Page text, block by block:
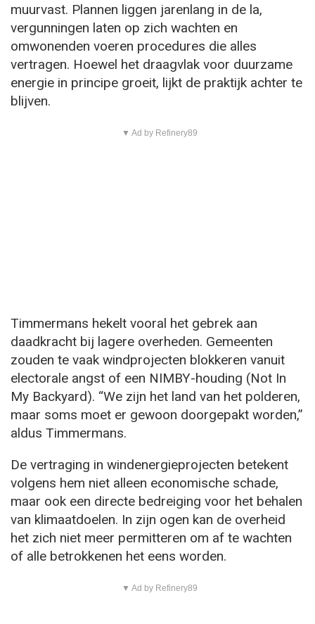
muurvast. Plannen liggen jarenlang in de la,
vergunningen laten op zich wachten en
omwonenden voeren procedures die alles
vertragen. Hoewel het draagvlak voor duurzame
energie in principe groeit, lijkt de praktijk achter te
blijven.
▼ Ad by Refinery89
Timmermans hekelt vooral het gebrek aan
daadkracht bij lagere overheden. Gemeenten
zouden te vaak windprojecten blokkeren vanuit
electorale angst of een NIMBY-houding (Not In
My Backyard). “We zijn het land van het polderen,
maar soms moet er gewoon doorgepakt worden,”
aldus Timmermans.
De vertraging in windenergieprojecten betekent
volgens hem niet alleen economische schade,
maar ook een directe bedreiging voor het behalen
van klimaatdoelen. In zijn ogen kan de overheid
het zich niet meer permitteren om af te wachten
of alle betrokkenen het eens worden.
▼ Ad by Refinery89